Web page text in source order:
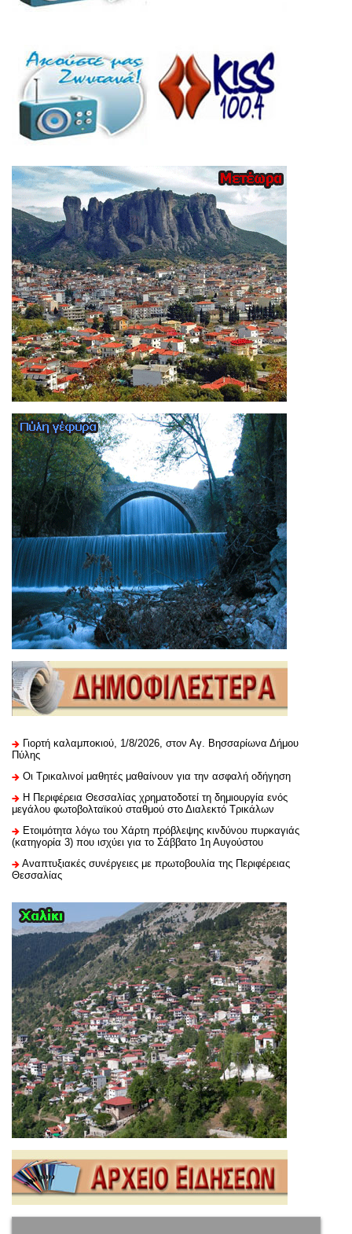
Γιορτή καλαμποκιού, 1/8/2026, στον Αγ. Βησσαρίωνα Δήμου
Πύλης
Οι Τρικαλινοί μαθητές μαθαίνουν για την ασφαλή οδήγηση
H Περιφέρεια Θεσσαλίας χρηματοδοτεί τη δημιουργία ενός
μεγάλου φωτοβολταϊκού σταθμού στο Διαλεκτό Τρικάλων
Ετοιμότητα λόγω του Χάρτη πρόβλεψης κινδύνου πυρκαγιάς
(κατηγορία 3) που ισχύει για το Σάββατο 1η Αυγούστου
Αναπτυξιακές συνέργειες με πρωτοβουλία της Περιφέρειας
Θεσσαλίας